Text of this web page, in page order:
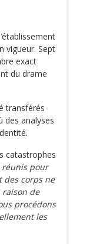
vigueur. Sept
exact
du drame
transférés
des analyses
catastrophes
réunis pour
des corps ne
de
procédons
les